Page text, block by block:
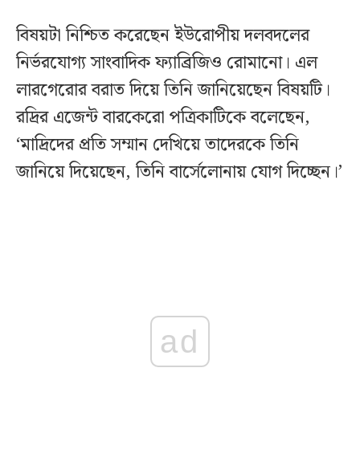
বিষয়টা নিশ্চিত করেছেন ইউরোপীয় দলবদলের
নির্ভরযোগ্য সাংবাদিক ফ্যাব্রিজিও রোমানো। এল
লারগেরোর বরাত দিয়ে তিনি জানিয়েছেন বিষয়টি।
রদ্রির এজেন্ট বারকেরো পত্রিকাটিকে বলেছেন,
‘মাদ্রিদের প্রতি সম্মান দেখিয়ে তাদেরকে তিনি
জানিয়ে দিয়েছেন, তিনি বার্সেলোনায় যোগ দিচ্ছেন।’
ad